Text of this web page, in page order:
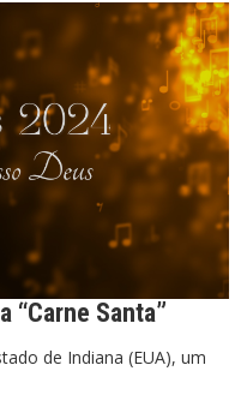
“Carne Santa”
de Indiana (EUA), um